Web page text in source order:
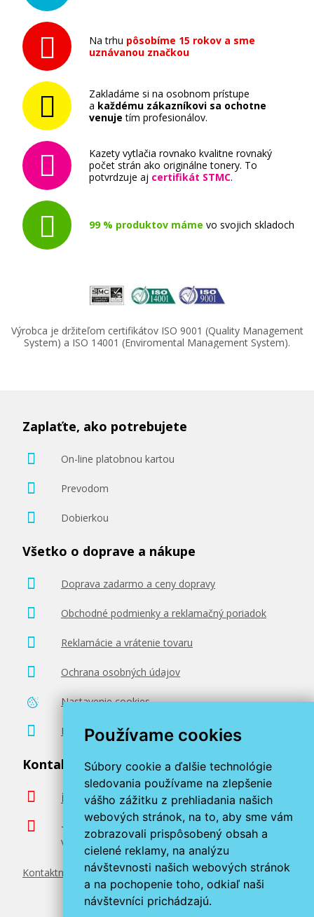
Používame cookies
Súbory cookie a ďalšie technológie
sledovania používame na zlepšenie
vášho zážitku z prehliadania našich
webových stránok, na to, aby sme vám
zobrazovali prispôsobený obsah a
cielené reklamy, na analýzu
návštevnosti našich webových stránok
a na pochopenie toho, odkiaľ naši
návštevníci prichádzajú.
Pridať do košíka
HP 126a, HP CE311A (Azúrový)
HP 126a, HP CE312A (Žltý)
HP 126a, HP CE313A (Purpurový)
Originálny toner
76,90 €
Pridať do košíka
Na trhu pôsobíme 15 rokov a sme
uznávanou značkou
Zakladáme si na osobnom prístupe
a každému zákazníkovi sa ochotne
venuje tím profesionálov.
Kazety vytlačia rovnako kvalitne rovnaký
počet strán ako originálne tonery. To
potvrdzuje aj certifikát STMC.
99 % produktov máme vo svojich skladoch
Výrobca je držiteľom certifikátov ISO 9001 (Quality Management
System) a ISO 14001 (Enviromental Management System).
Zaplaťte, ako potrebujete
On-line platobnou kartou
Prevodom
Dobierkou
Všetko o doprave a nákupe
Doprava zadarmo a ceny dopravy
Obchodné podmienky a reklamačný poriadok
Reklamácie a vrátenie tovaru
Ochrana osobných údajov
Nastavenie cookies
Poradenstvo zadarmo
Kontaktujte nás
info@miroluk.sk
+420 377 222 313
Volajte v pracovné dni od 8. do 17. hod.
Kontaktné údaje